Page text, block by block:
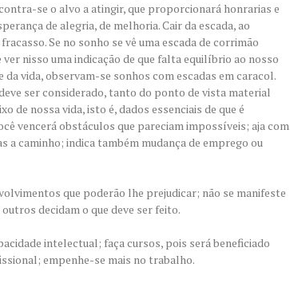
se o alvo a atingir, que proporcionará honrarias e
de alegria, de melhoria. Cair da escada, ao
Se no sonho se vê uma escada de corrimão
nisso uma indicação de que falta equilíbrio ao nosso
vida, observam-se sonhos com escadas em caracol.
ser considerado, tanto do ponto de vista material
de nossa vida, isto é, dados essenciais de que é
vencerá obstáculos que pareciam impossíveis; aja com
a caminho; indica também mudança de emprego ou
que poderão lhe prejudicar; não se manifeste
decidam o que deve ser feito.
intelectual; faça cursos, pois será beneficiado
empenhe-se mais no trabalho.